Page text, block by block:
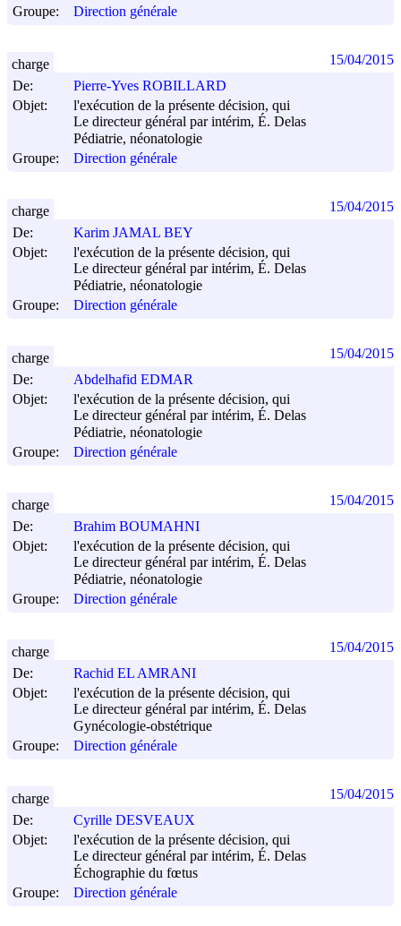
Groupe:
Direction générale
De:
Pierre-Yves ROBILLARD
Objet:
l'exécution de la présente décision, qui
Le directeur général par intérim, É. Delas
Pédiatrie, néonatologie
Groupe:
Direction générale
charge 15/04/2015
De:
Karim JAMAL BEY
Objet:
l'exécution de la présente décision, qui
Le directeur général par intérim, É. Delas
Pédiatrie, néonatologie
Groupe:
Direction générale
charge 15/04/2015
De:
Abdelhafid EDMAR
Objet:
l'exécution de la présente décision, qui
Le directeur général par intérim, É. Delas
Pédiatrie, néonatologie
Groupe:
Direction générale
charge 15/04/2015
De:
Brahim BOUMAHNI
Objet:
l'exécution de la présente décision, qui
Le directeur général par intérim, É. Delas
Pédiatrie, néonatologie
Groupe:
Direction générale
charge 15/04/2015
De:
Rachid EL AMRANI
Objet:
l'exécution de la présente décision, qui
Le directeur général par intérim, É. Delas
Gynécologie-obstétrique
Groupe:
Direction générale
charge 15/04/2015
De:
Cyrille DESVEAUX
Objet:
l'exécution de la présente décision, qui
Le directeur général par intérim, É. Delas
Échographie du fœtus
Groupe:
Direction générale
charge 15/04/2015